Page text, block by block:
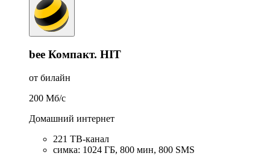
bee Компакт. HIT
от билайн
200 Мб/c
Домашний интернет
221 ТB-канал
симка: 1024 ГБ, 800 мин, 800 SMS